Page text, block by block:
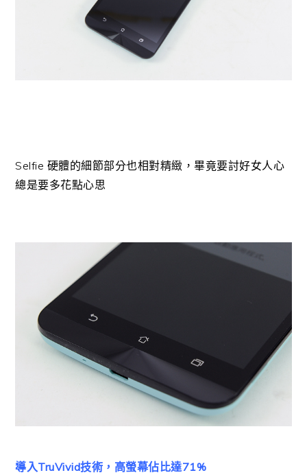
Selfie 硬體的細節部分也相對精緻，畢竟要討好女人心
總是要多花點心思
導入TruVivid技術，高螢幕佔比達71%